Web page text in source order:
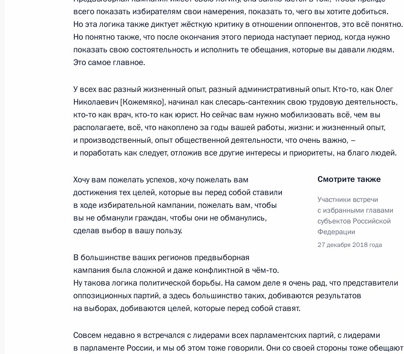
Встреча с губернатором Архангельской области Александром
11 марта 2025 года, 14:40
Встреча с губернатором Архангельской области Александром
Цыбульским
26 ноября 2024 года, 13:50
Мария Львова-Белова посетила Архангельскую область
12 сентября 2024 года, 18:00
Заседание рабочей группы комиссии Госсовета по направлению
«Экономика и финансы»
19 апреля 2024 года, 16:00
Цыбульским
11 декабря 2023 года, 20:00
всего показать избирателям свои намерения, показать то, чего вы хотите добиться.
Но эта логика также диктует жёсткую критику в отношении оппонентов, это всё понятно.
Но понятно также, что после окончания этого периода наступает период, когда нужно
показать свою состоятельность и исполнить те обещания, которые вы давали людям.
Это самое главное.
У всех вас разный жизненный опыт, разный административный опыт. Кто‑то, как Олег
Николаевич [Кожемяко], начинал как слесарь‑сантехник свою трудовую деятельность,
кто‑то как врач, кто‑то как юрист. Но сейчас вам нужно мобилизовать всё, чем вы
располагаете, всё, что накоплено за годы вашей работы, жизни: и жизненный опыт,
и производственный, опыт общественной деятельности, что очень важно, –
и поработать как следует, отложив все другие интересы и приоритеты, на благо людей.
Смотрите также
Участники встречи
с избранными главами
субъектов Российской
Федерации
27 декабря 2018 года
Хочу вам пожелать успехов, хочу пожелать вам
достижения тех целей, которые вы перед собой ставили
в ходе избирательной кампании, пожелать вам, чтобы
вы не обманули граждан, чтобы они не обманулись,
сделав выбор в вашу пользу.
В большинстве ваших регионов предвыборная
кампания была сложной и даже конфликтной в чём‑то.
Ну такова логика политической борьбы. На самом деле я очень рад, что представители
оппозиционных партий, а здесь большинство таких, добиваются результатов
на выборах, добиваются целей, которые перед собой ставят.
Совсем недавно я встречался с лидерами всех парламентских партий, с лидерами
в парламенте России, и мы об этом тоже говорили. Они со своей стороны тоже обещают